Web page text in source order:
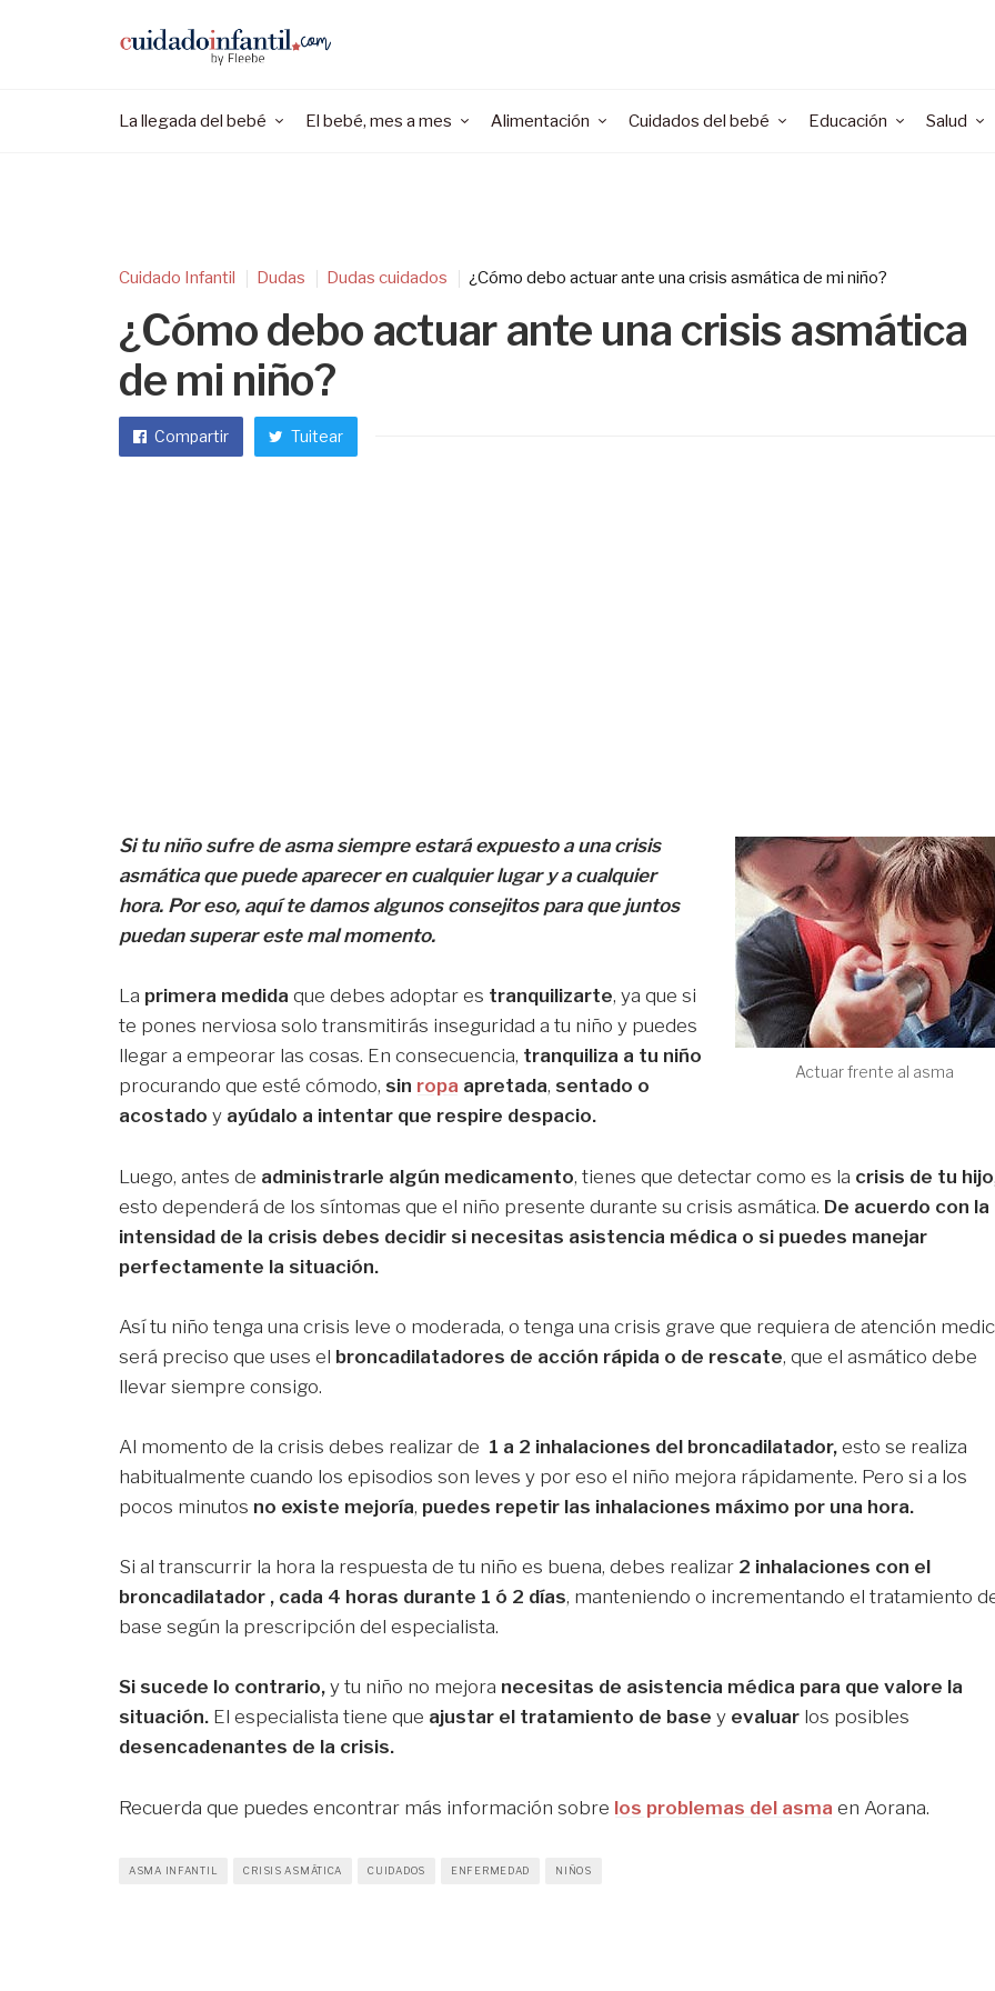
La llegada del bebé El bebé, mes a mes Alimentación Cuidados del bebé Educación Salud
Cuidado Infantil Dudas Dudas cuidados ¿Cómo debo actuar ante una crisis asmática de mi niño?
¿Cómo debo actuar ante una crisis asmática
de mi niño?
Compartir Tuitear
Actuar frente al asma
Si tu niño sufre de asma siempre estará expuesto a una crisis
asmática que puede aparecer en cualquier lugar y a cualquier
hora. Por eso, aquí te damos algunos consejitos para que juntos
puedan superar este mal momento.
La primera medida que debes adoptar es tranquilizarte, ya que si
te pones nerviosa solo transmitirás inseguridad a tu niño y puedes
llegar a empeorar las cosas. En consecuencia, tranquiliza a tu niño
procurando que esté cómodo, sin ropa apretada, sentado o
acostado y ayúdalo a intentar que respire despacio.
Luego, antes de administrarle algún medicamento, tienes que detectar como es la crisis de tu hijo
esto dependerá de los síntomas que el niño presente durante su crisis asmática. De acuerdo con la
intensidad de la crisis debes decidir si necesitas asistencia médica o si puedes manejar
perfectamente la situación.
Así tu niño tenga una crisis leve o moderada, o tenga una crisis grave que requiera de atención
será preciso que uses el broncadilatadores de acción rápida o de rescate, que el asmático debe
llevar siempre consigo.
Al momento de la crisis debes realizar de 1 a 2 inhalaciones del broncadilatador, esto se realiza
habitualmente cuando los episodios son leves y por eso el niño mejora rápidamente. Pero si a los
pocos minutos no existe mejoría, puedes repetir las inhalaciones máximo por una hora.
Si al transcurrir la hora la respuesta de tu niño es buena, debes realizar 2 inhalaciones con el
broncadilatador , cada 4 horas durante 1 ó 2 días, manteniendo o incrementando el tratamiento
base según la prescripción del especialista.
Si sucede lo contrario, y tu niño no mejora necesitas de asistencia médica para que valore la
situación. El especialista tiene que ajustar el tratamiento de base y evaluar los posibles
desencadenantes de la crisis.
Recuerda que puedes encontrar más información sobre los problemas del asma en Aorana.
ASMA INFANTIL CRISIS ASMÁTICA CUIDADOS ENFERMEDAD NIÑOS